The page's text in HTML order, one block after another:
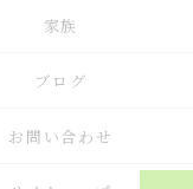
家族
ブログ
お問い合わせ